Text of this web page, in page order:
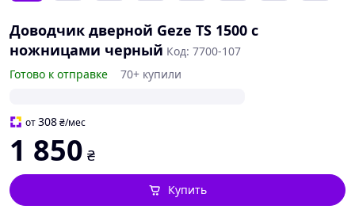
Доводчик дверной Geze TS 1500 с
ножницами черный Код: 7700-107
Готово к отправке
70+ купили
от308₴/мес
1 850 ₴
Купить